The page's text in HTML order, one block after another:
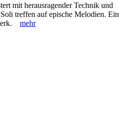
mit herausragender Technik und
treffen auf epische Melodien. Ein
mehr